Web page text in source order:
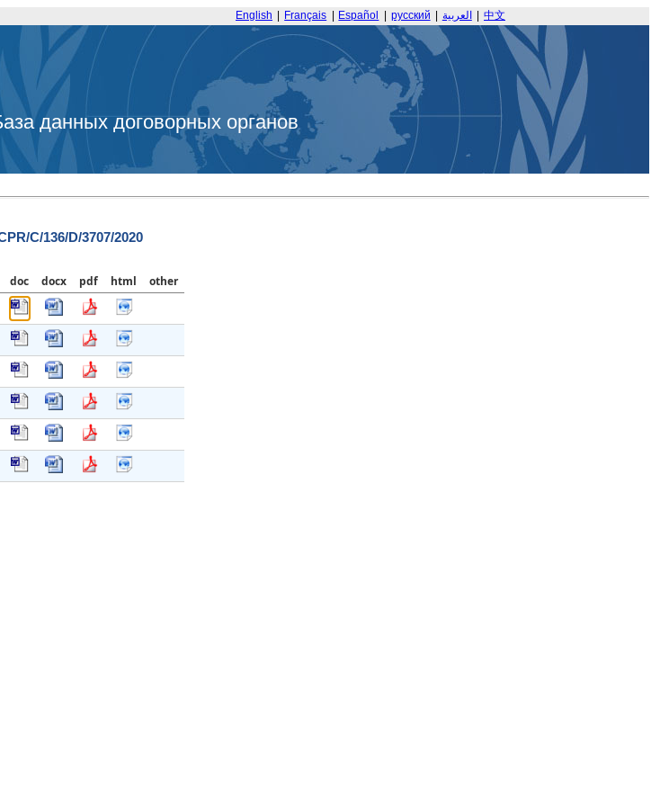
English Français Español русский العربية 中文
данных договорных органов
C/136/D/3707/2020
doc docx pdf html
other